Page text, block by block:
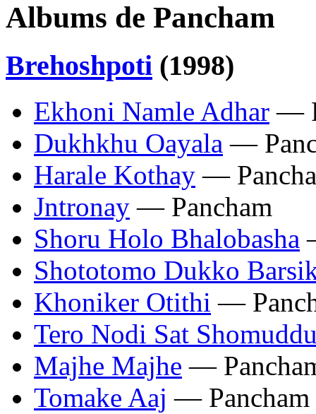
Albums de Pancham
Brehoshpoti (1998)
Ekhoni Namle Adhar —
Dukhkhu Oayala —
Harale Kothay —
Jntronay — Pancham
Shoru Holo Bhalobasha
Shototomo Dukko
Khoniker Otithi —
Tero Nodi Sat
Majhe Majhe —
Tomake Aaj — Pancham